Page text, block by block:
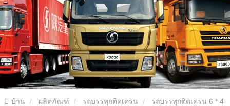
บ้าน ผลิตภัณฑ์ รถบรรทุกติดเครน รถบรรทุกติดเครน 6 * 4